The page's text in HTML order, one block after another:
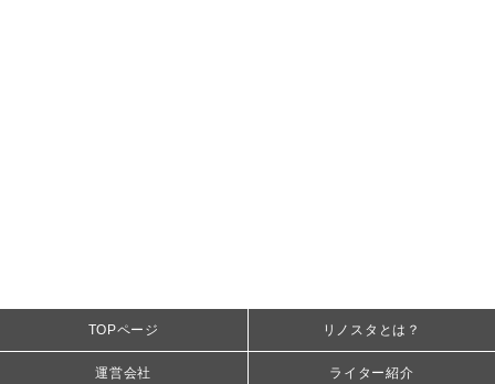
TOPページ リノスタとは？
運営会社 ライター紹介